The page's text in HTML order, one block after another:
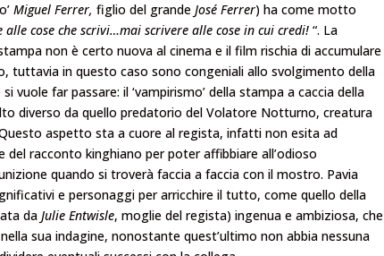
Miguel Ferrer, figlio del grandeJosé Ferrer) ha come motto
alle cose che scrivi…mai scrivere alle cose in cui credi! “. La
non è certo nuova al cinema e il film rischia di accumulare
tuttavia in questo caso sono congeniali allo svolgimento della
vuole far passare: il ‘vampirismo’ della stampa a caccia della
diverso da quello predatorio del Volatore Notturno, creatura
aspetto sta a cuore al regista, infatti non esita ad
del racconto kinghiano per poter affibbiare all’odioso
quando si troverà faccia a faccia con il mostro. Pavia
e personaggi per arricchire il tutto, come quello della
daJulie Entwisle, moglie del regista) ingenua e ambiziosa, che
sua indagine, nonostante quest’ultimo non abbia nessuna